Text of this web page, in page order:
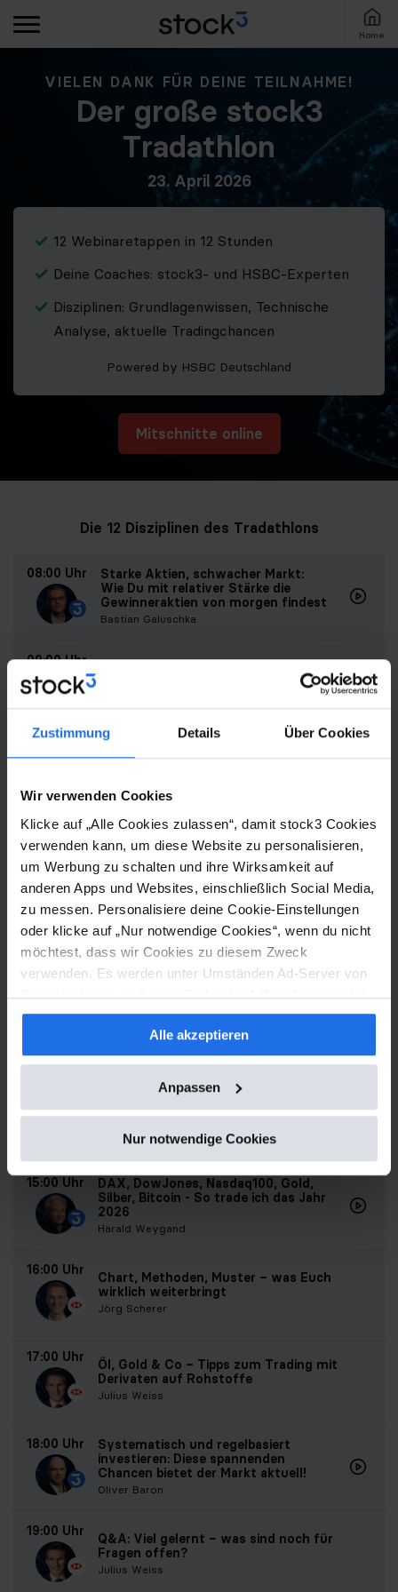
Zustimmung Details Über Cookies
Wir verwenden Cookies
Klicke auf „Alle Cookies zulassen“, damit stock3 Cookies
verwenden kann, um diese Website zu personalisieren,
um Werbung zu schalten und ihre Wirksamkeit auf
anderen Apps und Websites, einschließlich Social Media,
zu messen. Personalisiere deine Cookie-Einstellungen
oder klicke auf „Nur notwendige Cookies“, wenn du nicht
möchtest, dass wir Cookies zu diesem Zweck
verwenden. Es werden unter Umständen Ad-Server von
Drittanbietern (wie DoubleClick oder Adform) eingesetzt
und Google Fonts geladen, sofern alle Cookies oder die
Kategorie "Marketing" akzeptiert werden.
Alle akzeptieren
Anpassen
Nur notwendige Cookies
Home
VIELEN DANK FÜR DEINE TEILNAHME!
Der große stock3
Tradathlon
23. April 2026
12 Webinaretappen in 12 Stunden
Deine Coaches: stock3- und HSBC-Experten
Disziplinen: Grundlagenwissen, Technische
Analyse, aktuelle Tradingchancen
Powered by HSBC Deutschland
Mitschnitte online
Die 12 Disziplinen des Tradathlons
08:00 Uhr
Starke Aktien, schwacher Markt:
Wie Du mit relativer Stärke die
Gewinneraktien von morgen findest
Bastian Galuschka
09:00 Uhr
Marktausblick – welche Charts jetzt
11:00 Uhr
Von der Idee zur Umsetzung – 5 Schritte
zum passenden Hebel
Julius Weiss
Börse unter Druck. Warum wir
weiter auf steigende Kurse setzen
Rocco Gräfe & Valentin Schelbert
Dirk Siebenhaar
macht der Market-Maker mit meiner Order?
Jewgeni Ponomarev
15:00 Uhr
DAX, DowJones, Nasdaq100, Gold,
Silber, Bitcoin - So trade ich das Jahr
2026
Harald Weygand
16:00 Uhr
Chart, Methoden, Muster – was Euch
wirklich weiterbringt
Jörg Scherer
17:00 Uhr
Öl, Gold & Co – Tipps zum Trading mit
Derivaten auf Rohstoffe
Julius Weiss
18:00 Uhr
Systematisch und regelbasiert
investieren: Diese spannenden
Chancen bietet der Markt aktuell!
Oliver Baron
19:00 Uhr
Q&A: Viel gelernt – was sind noch für
Fragen offen?
Julius Weiss